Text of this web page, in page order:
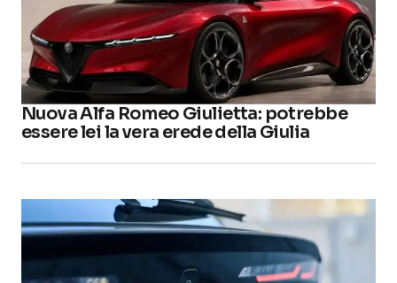
Nuova Alfa Romeo Giulietta: potrebbe
essere lei la vera erede della Giulia